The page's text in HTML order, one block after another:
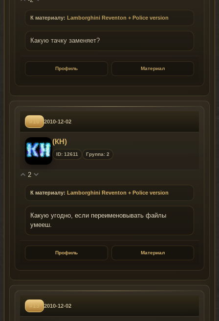
К материалу: Lamborghini Reventon + Police version
Какую тачку заменяет?
Профиль Материал
#16 2010-12-02
(КН)
ID: 12611 Группа: 2
2
К материалу: Lamborghini Reventon + Police version
Какую угодно, если переименовывать файлы
умееш.
Профиль Материал
#13 2010-12-02